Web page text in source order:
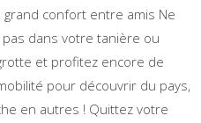
grand confort entre amis Ne
dans votre tanière ou
et profitez encore de
pour découvrir du pays,
en autres ! Quittez votre